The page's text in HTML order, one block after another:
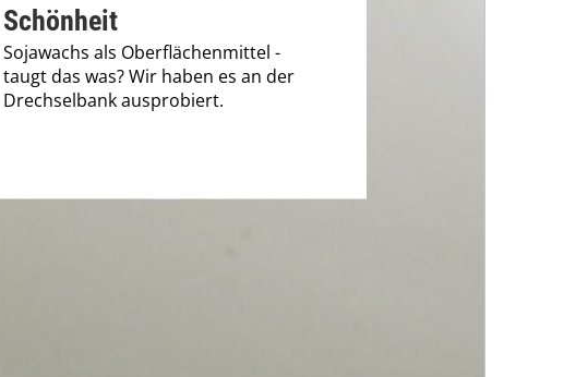
Schönheit
Sojawachs als Oberflächenmittel -
taugt das was? Wir haben es an der
Drechselbank ausprobiert.